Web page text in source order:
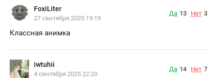
FoxiLiter
27 сентября 2025 19:19
Да 13 Нет 3
Классная анимка
iwtuhii
4 сентября 2025 22:20
Да 14 Нет 7